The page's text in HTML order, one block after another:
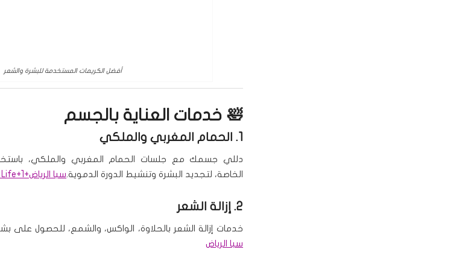
أفضل الكريمات المستخدمة للبشرة والشعر
🛀 خدمات العناية بالجسم
1. الحمام المغربي والملكي
دللي جسمك مع جلسات الحمام المغربي والملكي،
الخاصة، لتجديد البشرة وتنشيط الدورة الدموية.سبا الرياض+1
Life+1
2. إزالة الشعر
خدمات إزالة الشعر بالحلاوة، الواكس، والشمع، للحصول على
سبا الرياض